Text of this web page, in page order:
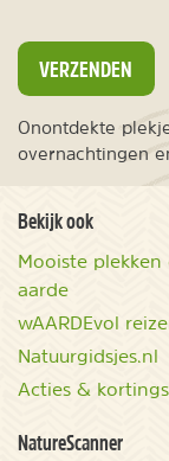
VERZENDEN
Onontdekte
overnachtingen
Bekijk ook
Mooiste plekken
aarde
wAARDEvol
Natuurgidsjes.nl
Acties &
NatureScanner